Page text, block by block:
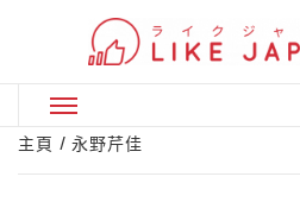
Primary
Menu
主頁 永野芹佳